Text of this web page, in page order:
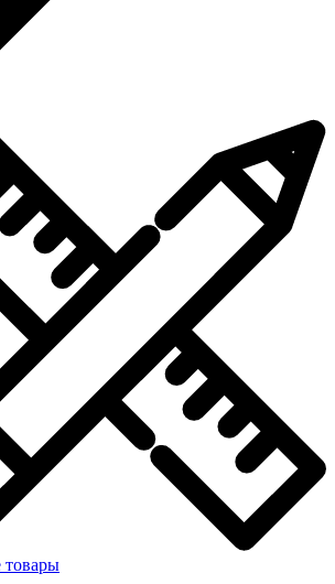
товары